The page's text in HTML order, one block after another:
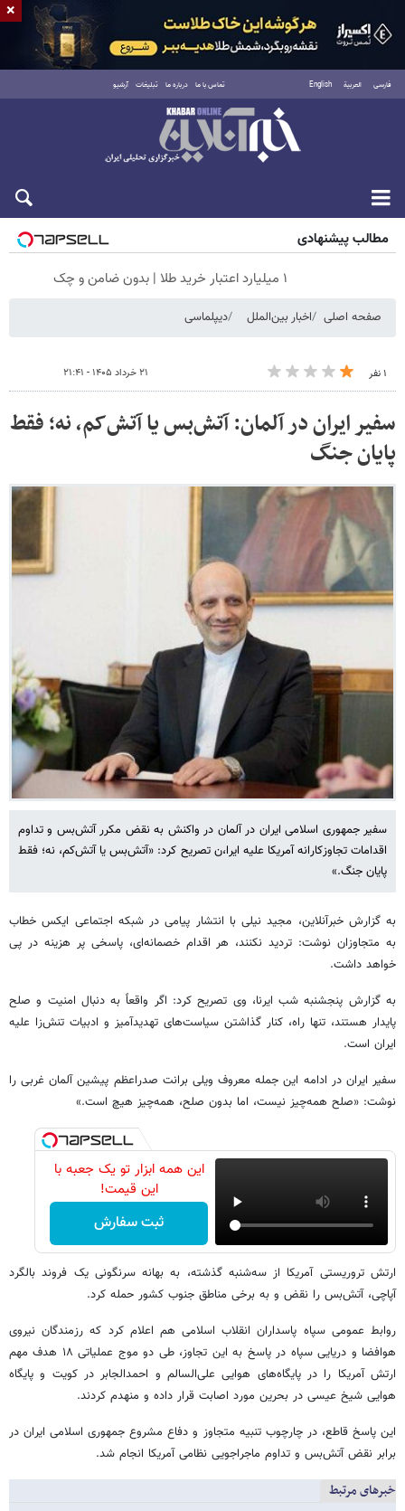
فارسی العربية English تماس با ما درباره ما تبلیغات آرشیو
شنبه ۱۷ مرداد ۱۴۰۵
مطالب پیشنهادی
۱ میلیارد اعتبار خرید طلا | بدون ضامن و چک
صفحه اصلی اخبار بین‌الملل دیپلماسی
۱ نفر ۲۱ خرداد ۱۴۰۵ - ۲۱:۴۱
سفیر ایران در آلمان: آتش‌بس یا آتش‌کم، نه؛ فقط
پایان جنگ
سفیر جمهوری اسلامی ایران در آلمان در واکنش به نقض مکرر آتش‌بس و تداوم
اقدامات تجاوزکارانه آمریکا علیه ایرا،ن تصریح کرد: «آتش‌بس یا آتش‌کم، نه؛ فقط
پایان جنگ.»
به گزارش خبرآنلاین، مجید نیلی با انتشار پیامی در شبکه اجتماعی ایکس خطاب
به متجاوزان نوشت: تردید نکنند، هر اقدام خصمانه‌ای، پاسخی پر هزینه در پی
خواهد داشت.
به گزارش پنجشنبه شب ایرنا، وی تصریح کرد: اگر واقعاً به دنبال امنیت و صلح
پایدار هستند، تنها راه، کنار گذاشتن سیاست‌های تهدیدآمیز و ادبیات تنش‌زا علیه
ایران است.
سفیر ایران در ادامه این جمله معروف ویلی برانت صدراعظم پیشین آلمان غربی را
نوشت: «صلح همه‌چیز نیست، اما بدون صلح، همه‌چیز هیچ است.»
این همه ابزار تو یک جعبه با
این قیمت!
ثبت سفارش
ارتش تروریستی آمریکا از سه‌شنبه گذشته، به بهانه سرنگونی یک فروند بالگرد
آپاچی، آتش‌بس را نقض و به برخی مناطق جنوب کشور حمله کرد.
روابط عمومی سپاه پاسداران انقلاب اسلامی هم اعلام کرد که رزمندگان نیروی
هوافضا و دریایی سپاه در پاسخ به این تجاوز، طی دو موج عملیاتی ۱۸ هدف مهم
ارتش آمریکا را در پایگاه‌های هوایی علی‌السالم و احمدالجابر در کویت و پایگاه
هوایی شیخ عیسی در بحرین مورد اصابت قرار داده و منهدم کردند.
این پاسخ قاطع، در چارچوب تنبیه متجاوز و دفاع مشروع جمهوری اسلامی ایران در
برابر نقض آتش‌بس و تداوم ماجراجویی نظامی آمریکا انجام شد.
خبرهای مرتبط
×